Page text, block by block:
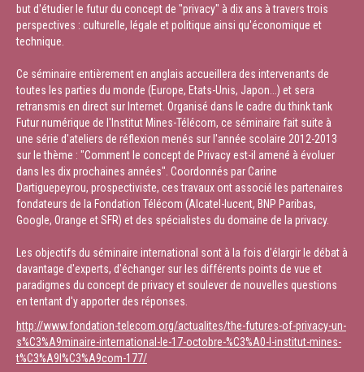
but d'étudier le futur du concept de "privacy" à dix ans à travers trois
perspectives : culturelle, légale et politique ainsi qu'économique et
technique.
Ce séminaire entièrement en anglais accueillera des intervenants de
toutes les parties du monde (Europe, Etats-Unis, Japon...) et sera
retransmis en direct sur Internet. Organisé dans le cadre du think tank
Futur numérique de l'Institut Mines-Télécom, ce séminaire fait suite à
une série d'ateliers de réflexion menés sur l'année scolaire 2012-2013
sur le thème : "Comment le concept de Privacy est-il amené à évoluer
dans les dix prochaines années". Coordonnés par Carine
Dartiguepeyrou, prospectiviste, ces travaux ont associé les partenaires
fondateurs de la Fondation Télécom (Alcatel-lucent, BNP Paribas,
Google, Orange et SFR) et des spécialistes du domaine de la privacy.
Les objectifs du séminaire international sont à la fois d'élargir le débat à
davantage d'experts, d'échanger sur les différents points de vue et
paradigmes du concept de privacy et soulever de nouvelles questions
en tentant d'y apporter des réponses.
http://www.fondation-telecom.org/actualites/the-futures-of-privacy-un-
s%C3%A9minaire-international-le-17-octobre-%C3%A0-l-institut-mines-
t%C3%A9l%C3%A9com-177/